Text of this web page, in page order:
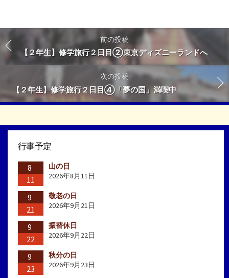
前の投稿
【２年生】修学旅行２日目②東京ディズニーランドへ
次の投稿
【２年生】修学旅行２日目④「夢の国」満喫中
行事予定
8
11
山の日
2026年8月11日
9
21
敬老の日
2026年9月21日
9
22
振替休日
2026年9月22日
9
23
秋分の日
2026年9月23日